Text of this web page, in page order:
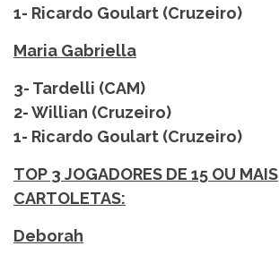
1- Ricardo Goulart (Cruzeiro)
Maria Gabriella
3- Tardelli (CAM)
2- Willian (Cruzeiro)
1- Ricardo Goulart (Cruzeiro)
TOP 3 JOGADORES DE 15 OU MAIS
CARTOLETAS:
Deborah